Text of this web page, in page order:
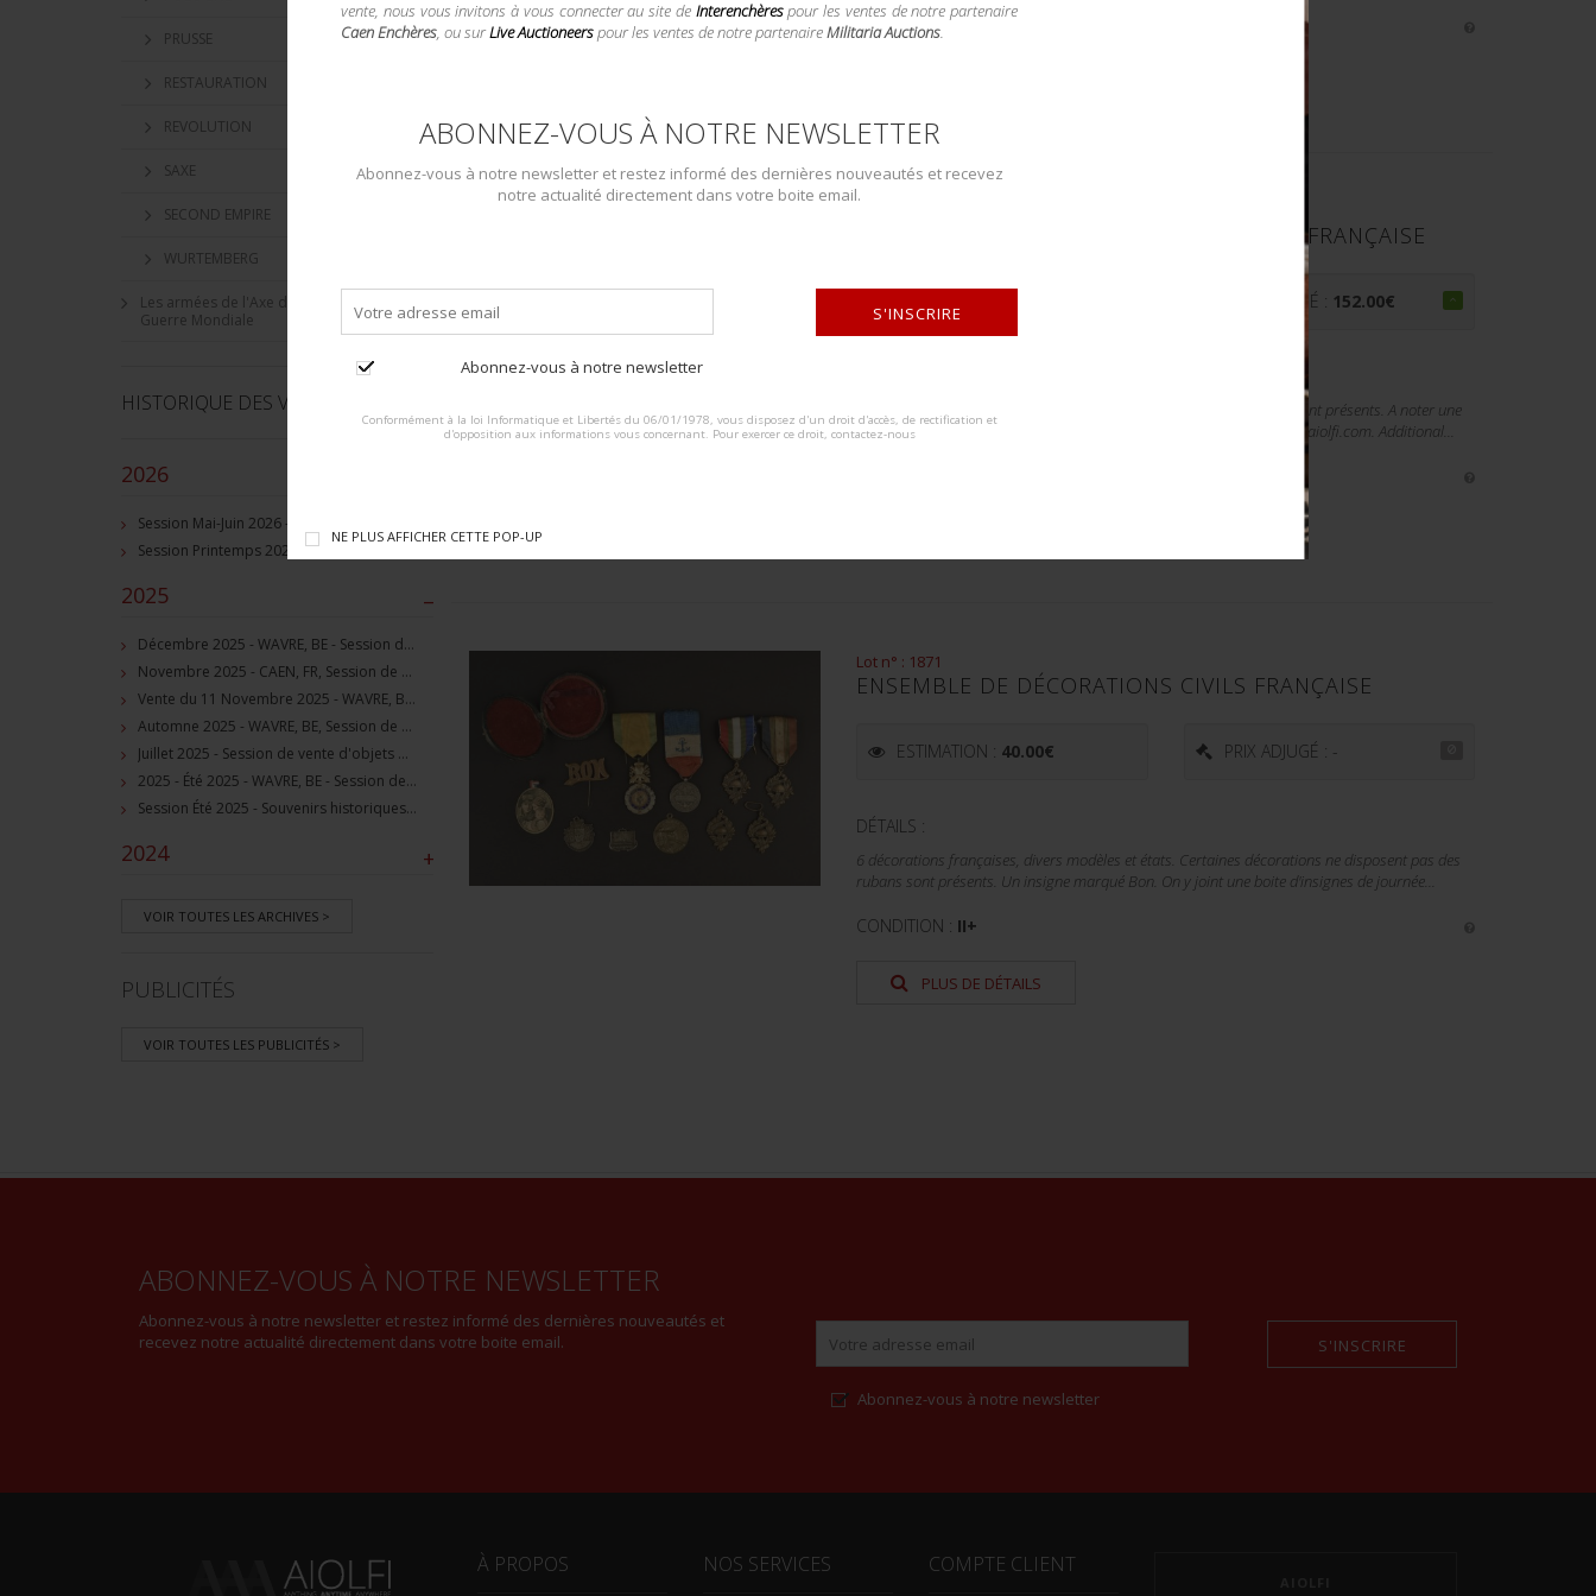
vente, nous vous invitons à vous connecter au site de Interenchèrespour les ventes de notre partenaire
Caen Enchères , ou surLive Auctioneerspour les ventes de notre partenaireMilitaria Auctions
ABONNEZ-VOUS À NOTRE NEWSLETTER
Abonnez-vous à notre newsletter et restez informé des dernières nouveautés et recevez
notre actualité directement dans votre boite email.
Abonnez-vous à notre newsletter
S'INSCRIRE
Conformément à la loi Informatique et Libertés du 06/01/1978, vous disposez d'un droit d'accès, de rectification et
d'opposition aux informations vous concernant. Pour exercer ce droit, contactez-nous
NE PLUS AFFICHER CETTE POP-UP
CONDITION :
ENSEMBLE DE DÉCORATIONS MILITAIRES FRANÇAISE
PRIX ADJUGÉ : 152.00€
15 décorations françaises, divers modèles et états. Tous les rubans sont présents. A noter une
certaine usure et patine de la pièce. Photos supplémentaires sur www.aiolfi.com. Additional...
Lot n° : 1871
ENSEMBLE DE DÉCORATIONS CIVILS FRANÇAISE
ESTIMATION : 40.00€ PRIX ADJUGÉ : -
DÉTAILS :
6 décorations françaises, divers modèles et états. Certaines décorations ne disposent pas des
rubans sont présents. Un insigne marqué Bon. On y joint une boite d'insignes de journée...
CONDITION : II+
PLUS DE DÉTAILS
PRUSSE
RESTAURATION
REVOLUTION
SAXE
SECOND EMPIRE
WURTEMBERG
Les armées de l'Axe dans la Seconde
Guerre Mondiale
HISTORIQUE DES VENTES
2026
–
2025
Décembre 2025 - WAVRE, BE - Session de vente d'objets militaire et souvenirs historiques
Novembre 2025 - CAEN, FR, Session de vente d'objets et souvenirs militaires
Vente du 11 Novembre 2025 - WAVRE, BE, avec Militaria Auction
Automne 2025 - WAVRE, BE, Session de vente d'objets militaire et souvenirs historiques
Juillet 2025 - Session de vente d'objets militaire et historiques, Wavre, BE
2025 - Été 2025 - WAVRE, BE - Session de vente d'objets militaire et souvenirs historiques
Session Été 2025 - Souvenirs historiques et militaires
+
2024
VOIR TOUTES LES ARCHIVES >
PUBLICITÉS
VOIR TOUTES LES PUBLICITÉS >
ABONNEZ-VOUS À NOTRE NEWSLETTER
Abonnez-vous à notre newsletter et restez informé des dernières nouveautés et
recevez notre actualité directement dans votre boite email.
Abonnez-vous à notre newsletter
S'INSCRIRE
À PROPOS NOS SERVICES COMPTE CLIENT